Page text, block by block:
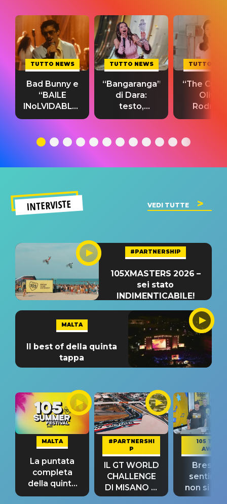
TUTTO NEWS
Bad Bunny e
“BAILE
INoLVIDABLE”:
testo,
significato
TUTTO NEWS
“Bangaranga”
di Dara:
testo,
traduzione e
del singolo
TUTTO
“The
Olivia
testo,
INTERVISTE VEDI TUTTE
#PARTNERSHIP
105XMASTERS 2026 –
sei stato
INDIMENTICABILE!
MALTA
Il best of della quinta
tappa
MALTA
La puntata
completa
della quinta
tappa
#PARTNERSHI
P
IL GT WORLD
CHALLENGE
DI MISANO si
riconferma
105 TAKE
AWAY
Bresh:
non si
fino alla